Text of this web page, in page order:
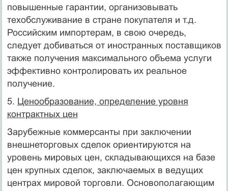
повышенные гарантии, организовывать
техобслуживание в стране покупателя и т.д.
Российским импортерам, в свою очередь,
следует добиваться от иностранных поставщиков
также получения максимального объема услуги
эффективно контролировать их реальное
получение.
5. Ценообразование, определение уровня
контрактных цен
Зарубежные коммерсанты при заключении
внешнетор­говых сделок ориентируются на
уровень мировых цен, складывающих­ся на базе
цен крупных сделок, заключаемых в ведущих
центрах миро­вой торговли. Основополагающим